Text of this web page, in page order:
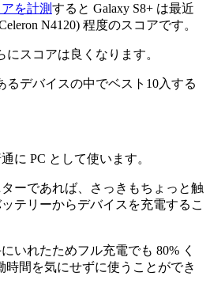
を計測すると Galaxy S8+ は最近
N4120) 程度のスコアです。
にスコアは良くなります。
るデバイスの中でベスト10入する
に PC として使います。
ーであれば、さっきもちょっと触
テリーからデバイスを充電するこ
いれたためフル充電でも 80% く
時間を気にせずに使うことができ